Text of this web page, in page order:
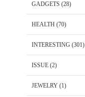
GADGETS (28)
HEALTH (70)
INTERESTING (301)
ISSUE (2)
JEWELRY (1)